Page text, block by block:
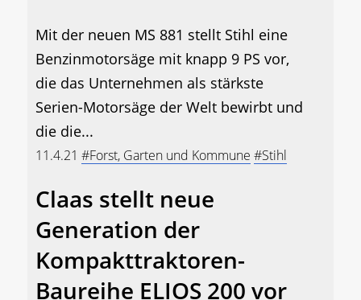
Mit der neuen MS 881 stellt Stihl eine
Benzinmotorsäge mit knapp 9 PS vor,
die das Unternehmen als stärkste
Serien-Motorsäge der Welt bewirbt und
die die...
11.4.21 #Forst, Garten und Kommune #Stihl
Claas stellt neue
Generation der
Kompakttraktoren-
Baureihe ELIOS 200 vor